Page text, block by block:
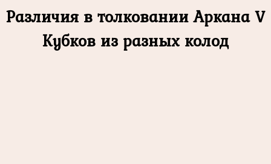
Различия в толковании Аркана V
Кубков из разных колод